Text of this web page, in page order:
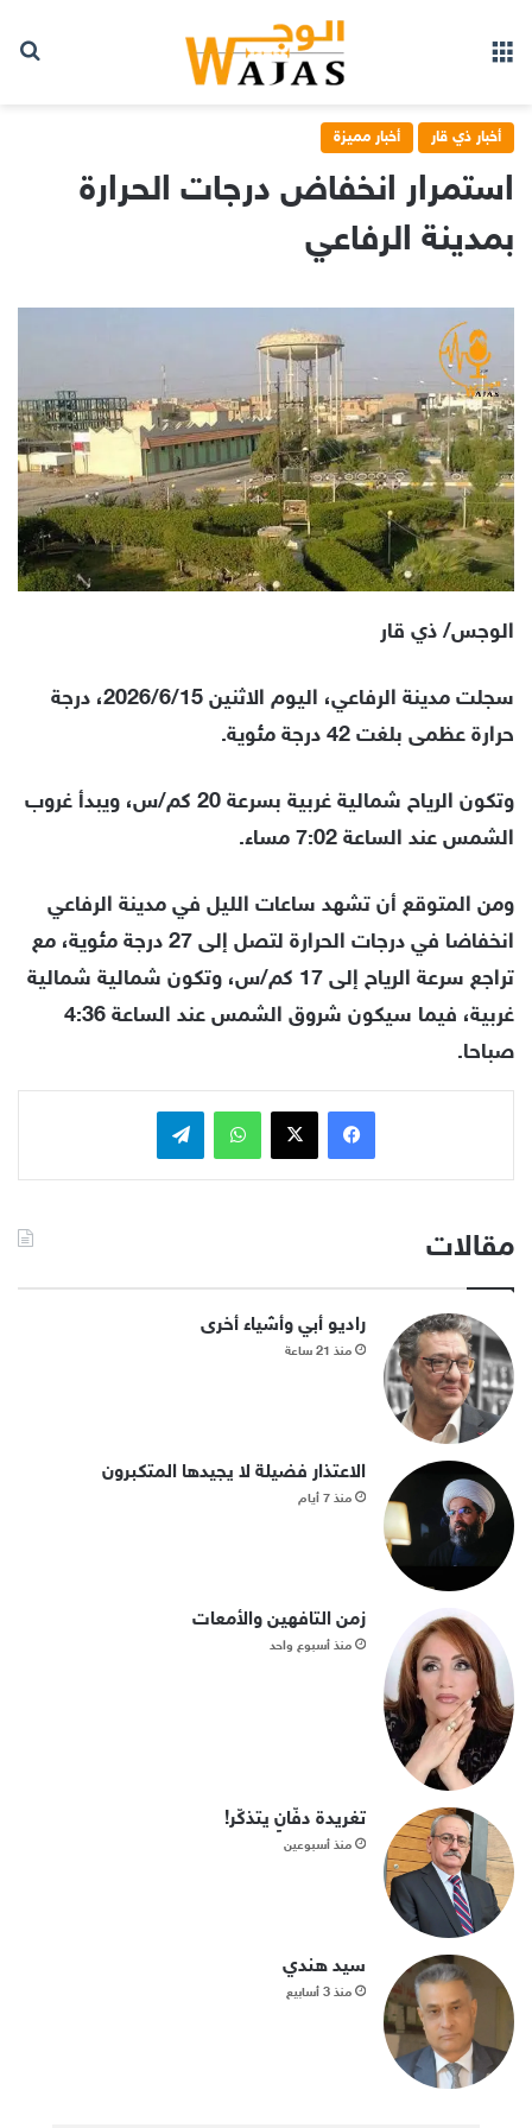
أخبار ذي قار أخبار مميزة
استمرار انخفاض درجات الحرارة
بمدينة الرفاعي
الوجس/ ذي قار
سجلت مدينة الرفاعي، اليوم الاثنين 2026/6/15، درجة
حرارة عظمى بلغت 42 درجة مئوية.
وتكون الرياح شمالية غربية بسرعة 20 كم/س، ويبدأ غروب
الشمس عند الساعة 7:02 مساء.
ومن المتوقع أن تشهد ساعات الليل في مدينة الرفاعي
انخفاضا في درجات الحرارة لتصل إلى 27 درجة مئوية، مع
تراجع سرعة الرياح إلى 17 كم/س، وتكون شمالية شمالية
غربية، فيما سيكون شروق الشمس عند الساعة 4:36
صباحا.
فيسبوكx واتساب تيلقرام
مقالات
راديو أبي وأشياء أخرى
منذ 21 ساعة
الاعتذار فضيلة لا يجيدها المتكبرون
منذ 7 أيام
زمن التافهين والأمعات
منذ أسبوع واحد
تغريدة دفّانٍ يتذكّر!
منذ أسبوعين
سيد هندي
منذ 3 أسابيع